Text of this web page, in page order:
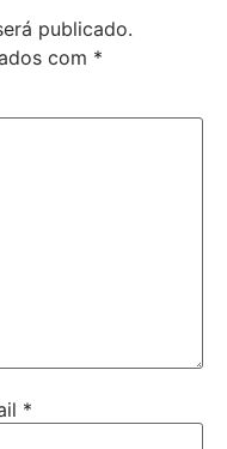
publicado.
com *
*